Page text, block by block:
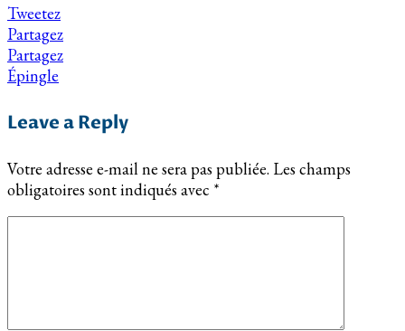
Tweetez
Partagez
Partagez
Épingle
Leave a Reply
Votre adresse e-mail ne sera pas publiée. Les champs
obligatoires sont indiqués avec *